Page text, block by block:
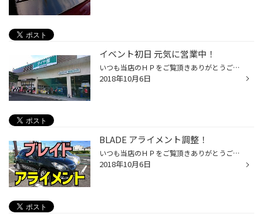
イベント初日 元気に営業中！
いつも当店のＨＰをご覧頂きありがとうございます！ タイヤ館松江南のかわかみです。 台風25号の影響で各地のイベントや運動会が 中止となってるようですが、 タイヤ館松江南はイベントやっておりますよ！ 皆様のご来店をスタッフ一同心よりお待ちしています。
2018年10月6日
BLADE アライメント調整！
いつも当店のＨＰをご覧頂きありがとうございます！ タイヤ館松江南のかわかみです！ 今回は、トヨタ:ブレイドのアライメント調整をご紹介！ タイヤの磨耗が早く、偏磨耗傾向があるため アライメント調整をご用命いただきました！ アライメント調整したお車でお帰り頂いたら、 後でお客様から『直進...
2018年10月6日